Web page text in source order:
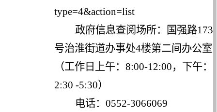
type=4&action=list
政府信息查阅场所：国强路173
号治淮街道办事处4楼第二间办公室
（工作日上午：8:00-12:00，下午：
2:30 -5:30）
电话： 0552-3066069